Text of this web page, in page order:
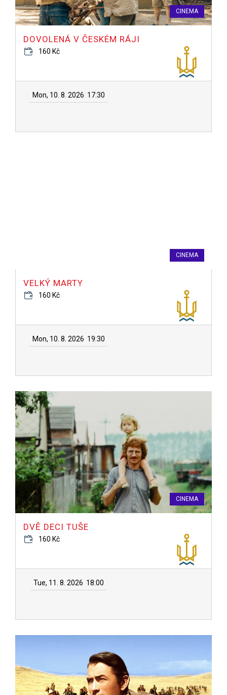
CINEMA
DOVOLENÁ V ČESKÉM RÁJI
160 Kč
Mon, 10. 8. 2026 17:30
CINEMA
VELKÝ MARTY
160 Kč
Mon, 10. 8. 2026 19:30
CINEMA
DVĚ DECI TUŠE
160 Kč
Tue, 11. 8. 2026 18:00